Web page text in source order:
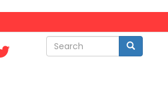
Search Search